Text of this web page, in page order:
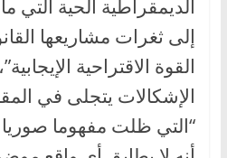
الديمقراطية الحية التي
إلى ثغرات مشاريعها
القوة الاقتراحية
الإشكالات يتجلى في
“التي ظلت مفهوما